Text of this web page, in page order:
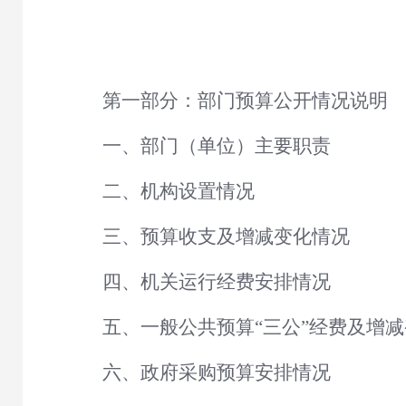
第一部分：部门预算公开情况说明
一、部门（单位）主要职责
二、机构设置情况
三、预算收支及增减变化情况
四、机关运行经费安排情况
五、一般公共预算“三公”经费及增
六、政府采购预算安排情况